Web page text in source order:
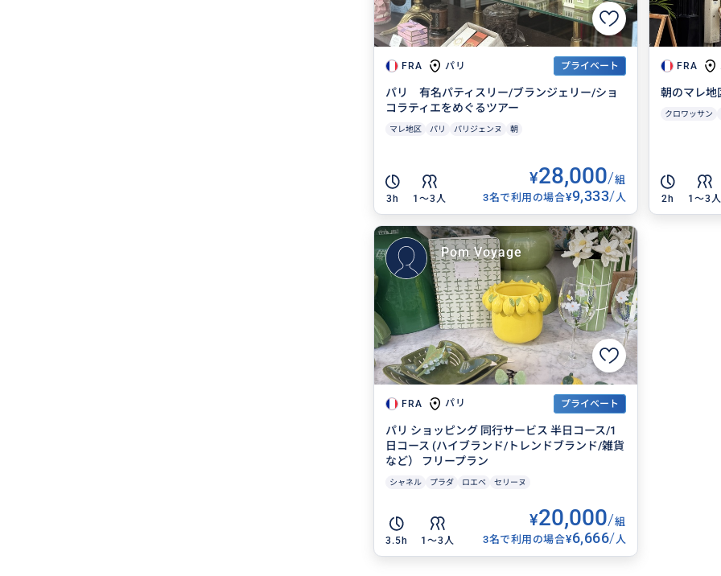
FRA パリ プライベート
パリ 有名パティスリー/ブランジェリー/ショ
コラティエをめぐるツアー
マレ地区 パリ パリジェンヌ 朝
3h 1〜3人
¥28,000/組
3名で利用の場合¥9,333/人
FRA
朝のマレ
クロワッサン
2h 1〜3人
FRA パリ プライベート
パリ ショッピング 同行サービス 半日コース/1
日コース (ハイブランド/トレンドブランド/雑貨
など） フリープラン
シャネル プラダ ロエベ セリーヌ
3.5h 1〜3人
¥20,000/組
3名で利用の場合¥6,666/ 人
Pom Voyage